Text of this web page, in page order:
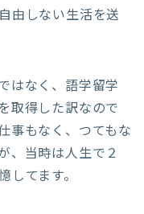
由しない生活を送
はなく、語学留学
取得した訳なので
事もなく、つてもな
、当時は人生で２
てます。